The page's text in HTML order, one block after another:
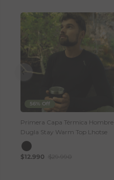
56% Off
Primera Capa Térmica Hombre
Dugla Stay Warm Top Lhotse
$12.990 $29.990